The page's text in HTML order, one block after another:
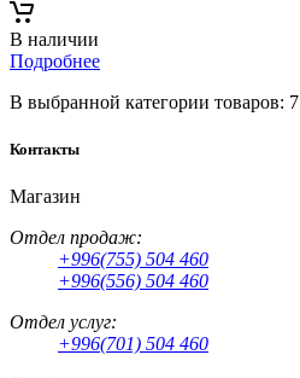
В наличии
Подробнее
В выбранной категории товаров: 7
Контакты
Магазин
Отдел продаж:
+996(755) 504 460
+996(556) 504 460
Отдел услуг:
+996(701) 504 460